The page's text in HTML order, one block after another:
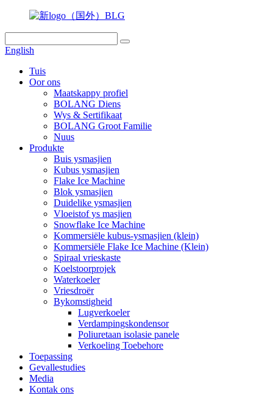
English
Tuis
Oor ons
Maatskappy profiel
BOLANG Diens
Wys & Sertifikaat
BOLANG Groot Familie
Nuus
Produkte
Buis ysmasjien
Kubus ysmasjien
Flake Ice Machine
Blok ysmasjien
Duidelike ysmasjien
Vloeistof ys masjien
Snowflake Ice Machine
Kommersiële kubus-ysmasjien (klein)
Kommersiële Flake Ice Machine (Klein)
Spiraal vrieskaste
Koelstoorprojek
Waterkoeler
Vriesdroër
Bykomstigheid
Lugverkoeler
Verdampingskondensor
Poliuretaan isolasie panele
Verkoeling Toebehore
Toepassing
Gevallestudies
Media
Kontak ons